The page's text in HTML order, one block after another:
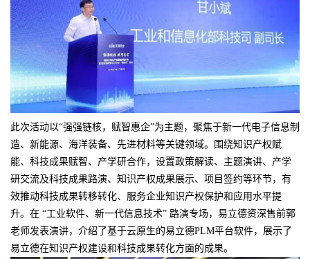
此次活动以“强强链核，赋智惠企”为主题，聚焦于新一代电子信息制
造、新能源、海洋装备、先进材料等关键领域。围绕知识产权赋
能、科技成果赋智、产学研合作，设置政策解读、主题演讲、产学
研交流及科技成果路演、知识产权成果展示、项目签约等环节，有
效推动科技成果转移转化、服务企业知识产权保护和应用水平提
升。在 “工业软件、新一代信息技术” 路演专场，易立德资深售前郭
老师发表演讲，介绍了基于云原生的易立德PLM平台软件，展示了
易立德在知识产权建设和科技成果转化方面的成果。